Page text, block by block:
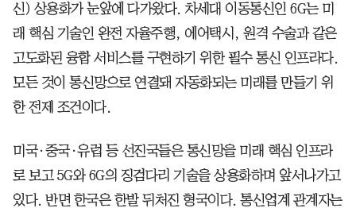
신) 상용화가 눈앞에 다가왔다. 차세대 이동통신인 6G는 미
래 핵심 기술인 완전 자율주행, 에어택시, 원격 수술과 같은
고도화된 융합 서비스를 구현하기 위한 필수 통신 인프라다.
모든 것이 통신망으로 연결돼 자동화되는 미래를 만들기 위
한 전제 조건이다.
미국·중국·유럽 등 선진국들은 통신망을 미래 핵심 인프라
로 보고 5G와 6G의 징검다리 기술을 상용화하며 앞서나가고
있다. 반면 한국은 한발 뒤처진 형국이다. 통신업계 관계자는